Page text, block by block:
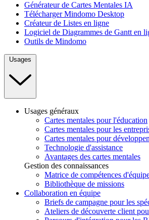
Générateur de Cartes Mentales IA
Télécharger Mindomo Desktop
Créateur de Listes en ligne
Logiciel de Diagrammes de Gantt en
Outils de Mindomo
Usages
Usages généraux
Cartes mentales pour l'éducation
Cartes mentales pour les
Cartes mentales pour
Technologie d'assistance
Avantages des cartes mentales
Gestion des connaissances
Matrice de compétences
Bibliothèque de missions
Collaboration en équipe
Briefs de campagne pour les
Ateliers de découverte client